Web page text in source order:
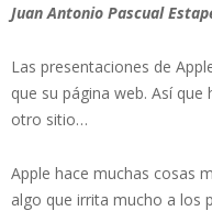
Juan Antonio Pascual
Las presentaciones de
que su página web. Así
otro sitio…
Apple hace muchas cosas
algo que irrita mucho a los